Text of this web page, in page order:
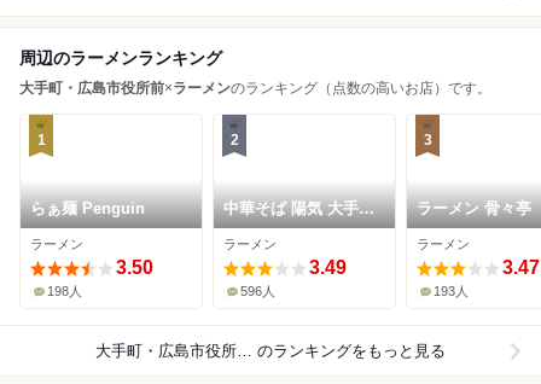
周辺のラーメンランキング
大手町・広島市役所前×ラーメンのランキング（点数の高いお店）です。
1
らぁ麺 Penguin
ラーメン
3.50
198人
2
中華そば 陽気 大手町
店
ラーメン
3.49
596人
3
ラーメン 骨々亭
ラーメン
3.47
193人
大手町・広島市役所前×ラーメン のランキングをもっと見る